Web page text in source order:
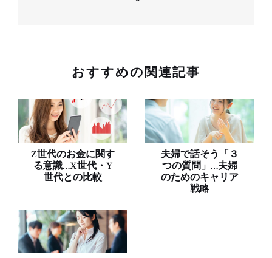
おすすめの関連記事
Z世代のお金に関す
る意識…X世代・Y
世代との比較
夫婦で話そう「３
つの質問」…夫婦
のためのキャリア
戦略